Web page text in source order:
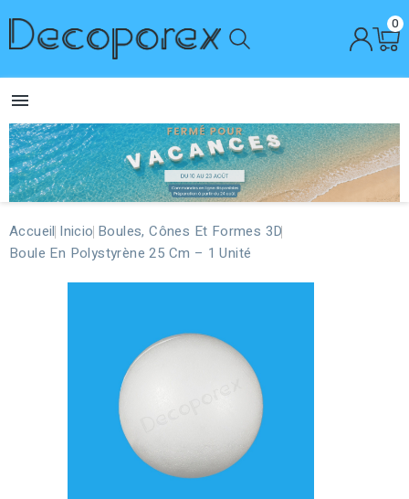
0

Accueil Inicio Boules, Cônes Et Formes 3D
Boule En Polystyrène 25 Cm – 1 Unité